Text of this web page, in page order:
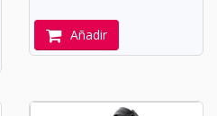
Añadir